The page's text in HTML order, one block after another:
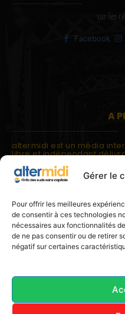
Gérer le
Pour offrir les meilleures
de consentir à ces technologies
nécessaires aux fonctionnalités
de ne pas consentir ou de retirer
négatif sur certaines
sur les
Facebook
A
altermidi est un média
libre et indépendant
altermidi est ouvert sur les
l'europe.
altermidi aborde des
partir des constats de
local.
altermidi c'est